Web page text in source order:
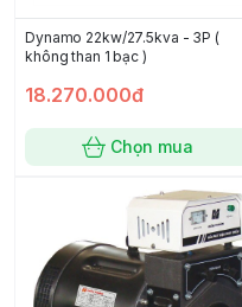
Dynamo 22kw/27.5kva - 3P (
không than 1 bạc )
18.270.000đ
Chọn mua